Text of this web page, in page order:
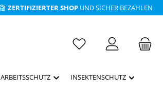
ZERTIFIZIERTER SHOP UND SICHER BEZAHLEN
ARBEITSSCHUTZ INSEKTENSCHUTZ